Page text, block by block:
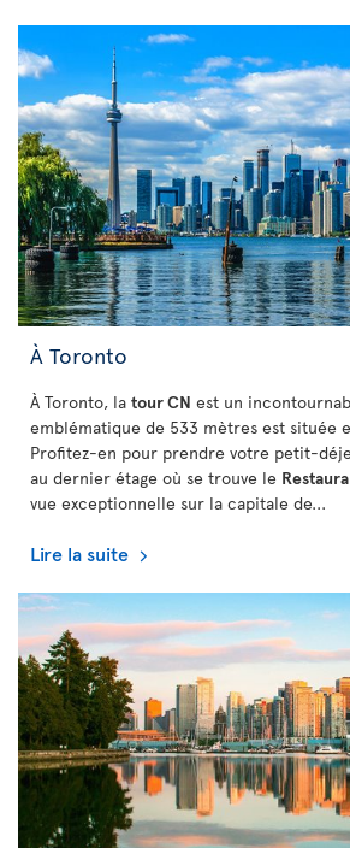
À Toronto
À Toronto, la tour CN est un
emblématique de 533 mètres est située
Profitez-en pour prendre votre petit-
au dernier étage où se trouve le
vue exceptionnelle sur la capitale de...
Lire la suite